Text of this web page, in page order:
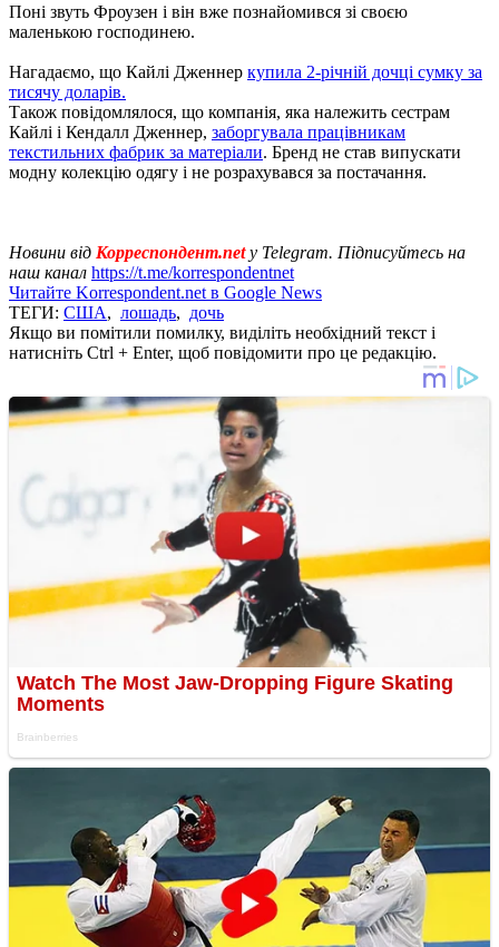
Поні звуть Фроузен і він вже познайомився зі своєю
маленькою господинею.
Нагадаємо, що Кайлі Дженнер купила 2-річній дочці сумку за
тисячу доларів.
Також повідомлялося, що компанія, яка належить сестрам
Кайлі і Кендалл Дженнер, заборгувала працівникам
текстильних фабрик за матеріали. Бренд не став випускати
модну колекцію одягу і не розрахувався за постачання.
Новини від Корреспондент.net у Telegram. Підписуйтесь на
наш канал https://t.me/korrespondentnet
Читайте Korrespondent.net в Google News
ТЕГИ: США, лошадь, дочь
Якщо ви помітили помилку, виділіть необхідний текст і
натисніть Ctrl + Enter, щоб повідомити про це редакцію.